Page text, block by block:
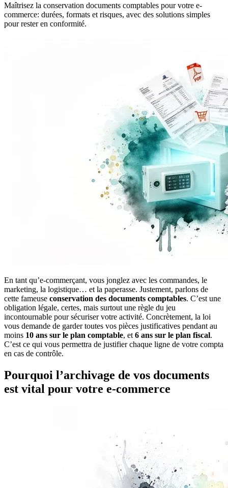
Maîtrisez la conservation documents comptables pour votre e-
commerce: durées, formats et risques, avec des solutions simples
pour rester en conformité.
En tant qu’e-commerçant, vous jonglez avec les commandes, le
marketing, la logistique… et la paperasse. Justement, parlons de
cette fameuse conservation des documents comptables. C’est une
obligation légale, certes, mais surtout une règle du jeu
incontournable pour sécuriser votre activité. Concrètement, la loi
vous demande de garder toutes vos pièces justificatives pendant au
moins 10 ans sur le plan comptable, et 6 ans sur le plan fiscal.
C’est ce qui vous permettra de justifier chaque ligne de votre compta
en cas de contrôle.
Pourquoi l’archivage de vos documents
est vital pour votre e-commerce